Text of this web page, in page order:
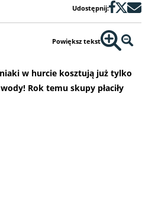
Udostępnij:
Powiększ tekst
w hurcie kosztują już tylko
Rok temu skupy płaciły